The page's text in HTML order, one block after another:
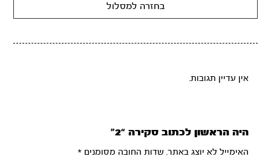
בחזרה למסלול
אין עדיין תגובות.
היה הראשון לכתוב סקירה “2”
האימייל לא יוצג באתר. שדות החובה מסומנים*